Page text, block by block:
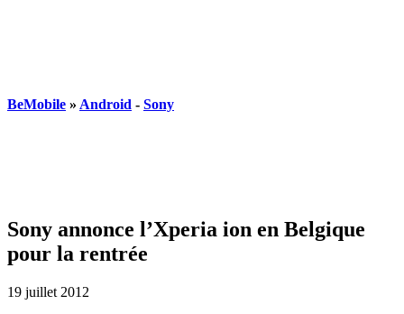
BeMobile » Android - Sony
Sony annonce l’Xperia ion en Belgique
pour la rentrée
19 juillet 2012